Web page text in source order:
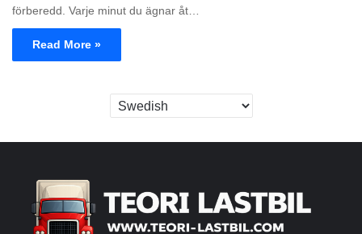
förberedd. Varje minut du ägnar åt…
Read More »